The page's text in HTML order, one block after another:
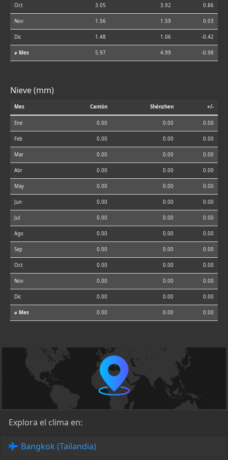
Oct 3.05 3.92 0.86
Nov 1.56 1.59 0.03
Dic 1.48 1.06 -0.42
⌀ Mes 5.97 4.99 -0.98
Nieve (mm)
Mes Cantón Shénzhen +/-
Ene 0.00 0.00 0.00
Feb 0.00 0.00 0.00
Mar 0.00 0.00 0.00
Abr 0.00 0.00 0.00
May 0.00 0.00 0.00
Jun 0.00 0.00 0.00
Jul 0.00 0.00 0.00
Ago 0.00 0.00 0.00
Sep 0.00 0.00 0.00
Oct 0.00 0.00 0.00
Nov 0.00 0.00 0.00
Dic 0.00 0.00 0.00
⌀ Mes 0.00 0.00 0.00
Explora el clima en:
Bangkok (Tailandia)